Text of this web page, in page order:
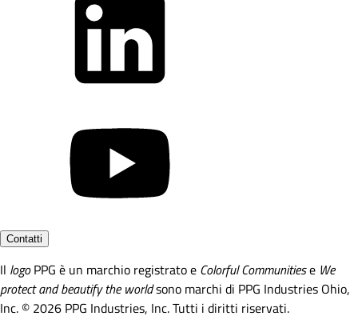
Contatti
Il logoPPG è un marchio registrato e Colorful Communitiese We
protect and beautify the worldsono marchi di PPG Industries Ohio,
Inc. © 2026 PPG Industries, Inc. Tutti i diritti riservati.